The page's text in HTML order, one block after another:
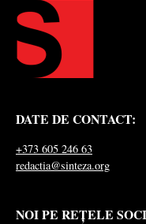
DATE DE CONTACT:
+373 605 246 63
redactia@sinteza.org
NOI PE REȚELE